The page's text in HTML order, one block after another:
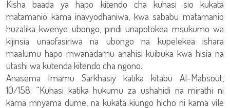
Kisha baada ya hapo kitendo cha kuhasi sio kukata
matamanio kama inavyodhaniwa, kwa sababu matamanio
huzalika kwenye ubongo, pindi unapotokea msukumo wa
kijinsia unaofasiriwa na ubongo na kupelekea ishara
maalumu hapo mwanadamu anahisi kuibuka kwa hisia na
utashi wa kutenda kitendo cha ngono.
Anasema Imamu Sarkhasiy katika kitabu Al-Mabsout,
10/158: “Kuhasi katika hukumu za ushahidi na mirathi ni
kama mnyama dume, na kukata kiungo hicho ni kama vile